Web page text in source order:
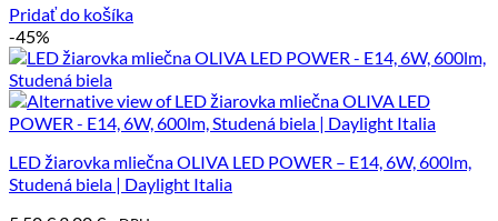
Pridať do košíka
-45%
LED žiarovka mliečna OLIVA LED POWER – E14, 6W, 600lm,
Studená biela | Daylight Italia